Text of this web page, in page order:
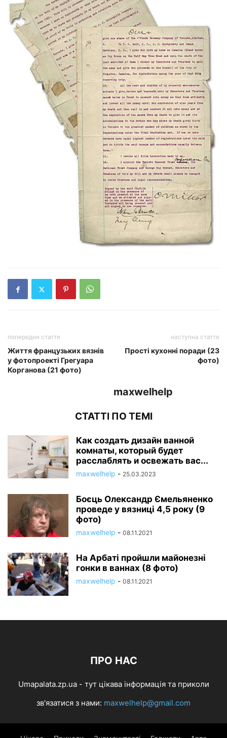
попередня стаття
Життя французьких вязнів
у фотопроекті Грегуара
Корганова (21 фото)
наступна стаття
Прості кухонні поради (23
фото)
maxwelhelp
СТАТТІ ПО ТЕМІ
Как создать дизайн ванной
комнаты, который будет
расслаблять и освежать вас...
maxwelhelp - 25.03.2023
Боєць Олександр Ємельяненко
проведе у вязниці 4,5 року (9
фото)
maxwelhelp - 08.11.2021
На Арбаті пройшли майонезні
гонки в ваннах (8 фото)
maxwelhelp - 08.11.2021
ПРО НАС
Umapalata.zp.ua - тут цікава інформація та приколи
зв'язатися з нами: maxwelhelp@gmail.com